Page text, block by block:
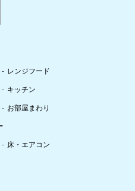
レンジフード
キッチン
お部屋まわり
床・エアコン